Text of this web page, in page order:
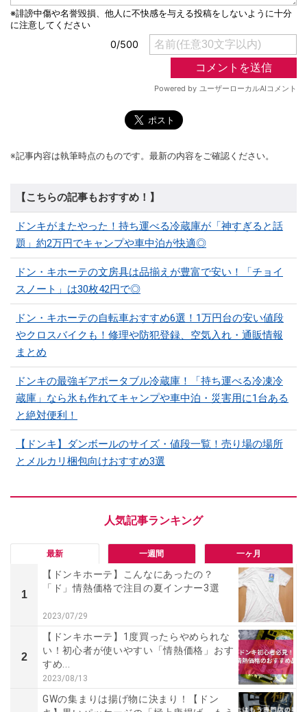
※記事内容は執筆時点のものです。最新の内容をご確認ください。
【こちらの記事もおすすめ！】
ドンキがまたやった！持ち運べる冷蔵庫が「神すぎると話
題」約2万円でキャンプや車中泊が快適◎
ドン・キホーテの文房具は品揃えが豊富で安い！「チョイ
スノート」は30枚42円で◎
ドン・キホーテの自転車おすすめ6選！1万円台の安い値段
やクロスバイクも！修理や防犯登録、空気入れ・通販情報
まとめ
ドンキの最強ギアポータブル冷蔵庫！「持ち運べる冷凍冷
蔵庫」なら氷も作れてキャンプや車中泊・災害用に1台ある
と絶対便利！
【ドンキ】ダンボールのサイズ・値段一覧！売り場の場所
とメルカリ梱包向けおすすめ3選
最新 一週間 一ヶ月
1
【ドンキホーテ】こんなにあったの？
「ド」情熱価格で注目の夏インナー3選
2023/07/29
2
【ドンキホーテ】1度買ったらやめられな
い！初心者が使いやすい「情熱価格」おす
すめ...
2023/08/13
GWの集まりは揚げ物に決まり！【ドン